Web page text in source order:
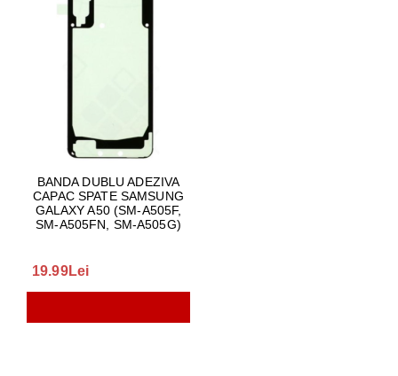
BANDA DUBLU ADEZIVA
CAPAC SPATE SAMSUNG
GALAXY A50 (SM-A505F,
SM-A505FN, SM-A505G)
19.99Lei